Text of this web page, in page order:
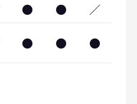
● ● ／
● ● ●